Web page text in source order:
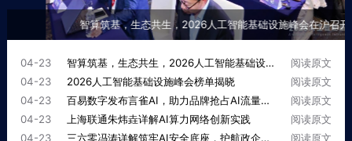
智算筑基，生态共生，2026人工智能基础设施峰会在沪召开
04-23 智算筑基，生态共生，2026人工智能基础设施峰会在沪召开
阅读原文
04-23
2026人工智能基础设施峰会榜单揭晓
阅读原文
04-23
百易数字发布言雀AI，助力品牌抢占AI流量新赛道
阅读原文
04-23
上海联通朱炜垚详解AI算力网络创新实践
阅读原文
04-23
三六零冯涛详解筑牢AI安全底座，护航政企高质量发展 阅读原文